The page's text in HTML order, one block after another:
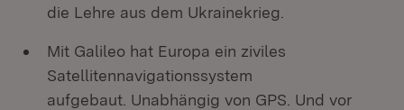
die Lehre aus dem Ukrainekrieg.
Mit Galileo hat Europa ein ziviles
Satellitennavigationssystem
aufgebaut. Unabhängig von GPS. Und vor